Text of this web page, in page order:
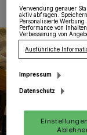
Verwendung genauer
aktiv abfragen.
Personalisierte
Performance von
Verbesserung von
Ausführliche
Impressum
Datenschutz